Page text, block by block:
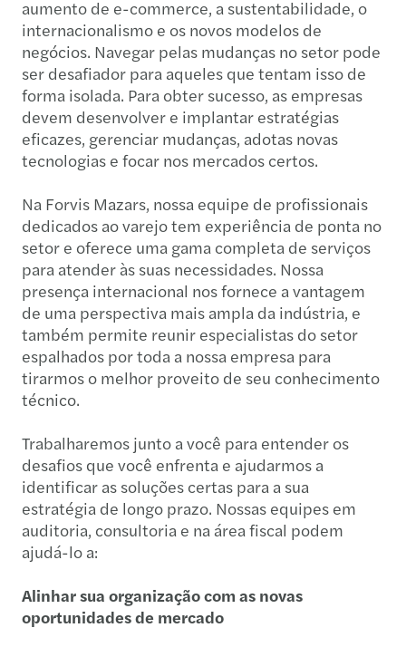
aumento de e-commerce, a sustentabilidade, o
internacionalismo e os novos modelos de
negócios. Navegar pelas mudanças no setor pode
ser desafiador para aqueles que tentam isso de
forma isolada. Para obter sucesso, as empresas
devem desenvolver e implantar estratégias
eficazes, gerenciar mudanças, adotas novas
tecnologias e focar nos mercados certos.
Na Forvis Mazars, nossa equipe de profissionais
dedicados ao varejo tem experiência de ponta no
setor e oferece uma gama completa de serviços
para atender às suas necessidades. Nossa
presença internacional nos fornece a vantagem
de uma perspectiva mais ampla da indústria, e
também permite reunir especialistas do setor
espalhados por toda a nossa empresa para
tirarmos o melhor proveito de seu conhecimento
técnico.
Trabalharemos junto a você para entender os
desafios que você enfrenta e ajudarmos a
identificar as soluções certas para a sua
estratégia de longo prazo. Nossas equipes em
auditoria, consultoria e na área fiscal podem
ajudá-lo a:
Alinhar sua organização com as novas
oportunidades de mercado